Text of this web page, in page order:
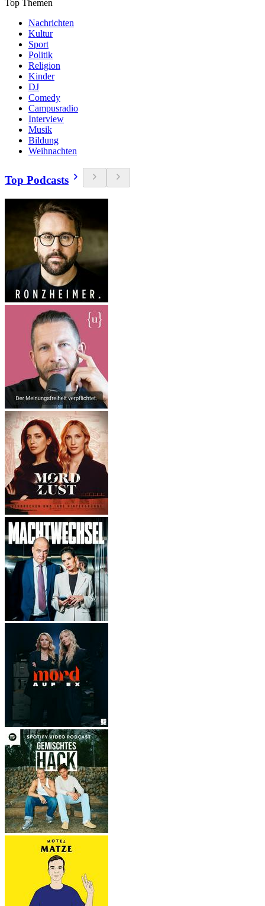
Top Themen
Nachrichten
Kultur
Sport
Politik
Religion
Kinder
DJ
Comedy
Campusradio
Interview
Musik
Bildung
Weihnachten
Top Podcasts